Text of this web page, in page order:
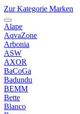
Zur Kategorie Marken
Alape
AqvaZone
Arbonia
ASW
AXOR
BaCoGa
Badundu
BEMM
Bette
Blanco